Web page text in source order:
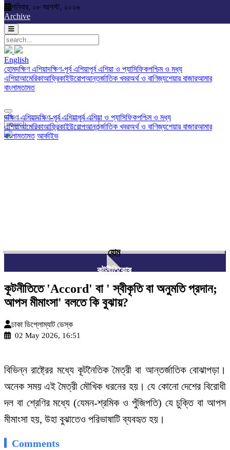
শনিবার, ০৮ আগস্ট, ২০২৬
Archive
English
হোমদক্ষিণ এশিয়াদক্ষিণ-পূর্ব এশিয়াপূর্ব এশিয়া ও প্যাসিফিকপশ্চিম ও মধ্য
এশিয়াআমেরিকাআফ্রিকাইউরোপআন্তর্জাতিক খবরঅর্থ ও বাণিজ্যশেয়ার বাজারআমার
বাংলামতামত
দক্ষিণ এশিয়াদক্ষিণ-পূর্ব এশিয়াপূর্ব এশিয়া ও প্যাসিফিকপশ্চিম ও মধ্য
এশিয়াআমেরিকাআফ্রিকাইউরোপআন্তর্জাতিক খবরঅর্থ ও বাণিজ্যশেয়ার বাজারআমার
বাংলামতামত আর্কাইভ
Saturday, 08 August, 2026
English
দক্ষিণ এশিয়া দক্ষিণ-পূর্ব এশিয়া পূর্ব এশিয়া ও প্যাসিফিক পশ্চিম ও মধ্য
এশিয়াআমেরিকাআফ্রিকাইউরোপআন্তর্জাতিক খবরঅর্থ ও বাণিজ্যশেয়ার বাজার
বাংলামতামত Photo VideoArchive English
হোম
কূটনীতিকোষ
কূটনীতিতে 'Accord' বা ' স্বীকৃতি বা অনুমতি প্রদান;
আপস মীমাংসা' বলতে কি বুঝায়?
ঢাকা ডিপ্লোম্যাট ডেস্ক
02 May 2026, 16:51
বিভিন্ন রাষ্ট্রের মধ্যে কূটনৈতিক মৈত্রী বা আন্তর্জাতিক বোঝাপড়া।
অনেক সময় এই মৈত্রী মৌখিক ধরনের হয়। যে কোনো দেশের বিরোধী
দল বা শ্রেণির মধ্যে (যেমন-শ্রমিক ও পুঁজিপতি) যে চুক্তি বা আপস
মীমাংসা হয়, উহা বুঝাতেও পরিভাষাটি ব্যবহৃত হয়।
Comments